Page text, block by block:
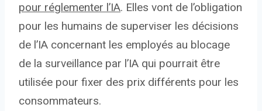
pour réglementer l’IA. Elles vont de l’obligation
pour les humains de superviser les décisions
de l’IA concernant les employés au blocage
de la surveillance par l’IA qui pourrait être
utilisée pour fixer des prix différents pour les
consommateurs.